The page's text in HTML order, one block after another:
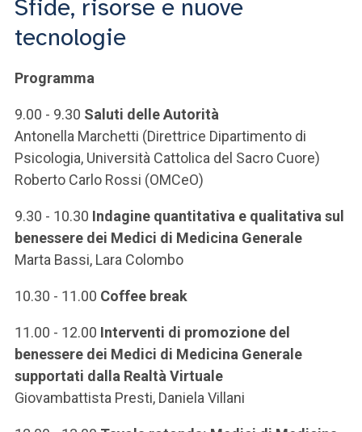
SEI UN DOCENTE O UN MEMBRO DELLO STAFF
ACCEDI A CLOUDMAIL
Sfide, risorse e nuove
tecnologie
Programma
9.00 - 9.30 Saluti delle Autorità
Antonella Marchetti (Direttrice Dipartimento di
Psicologia, Università Cattolica del Sacro Cuore)
Roberto Carlo Rossi (OMCeO)
9.30 - 10.30 Indagine quantitativa e qualitativa sul
benessere dei Medici di Medicina Generale
Marta Bassi, Lara Colombo
10.30 - 11.00 Coffee break
11.00 - 12.00 Interventi di promozione del
benessere dei Medici di Medicina Generale
supportati dalla Realtà Virtuale
Giovambattista Presti, Daniela Villani